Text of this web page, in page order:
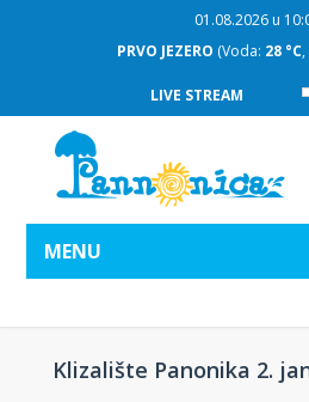
01.08.2026 u
, Salinitet:30 g/L)
LIVE STREAM
MENU
Klizalište Panonika 2.